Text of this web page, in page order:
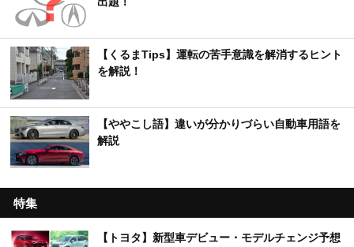
【くるまTips】運転の苦手意識を解消するヒント
を解説！
【ややこし語】違いが分かりづらい自動車用語を
解説
特集
【トヨタ】新型車デビュー・モデルチェンジ予想